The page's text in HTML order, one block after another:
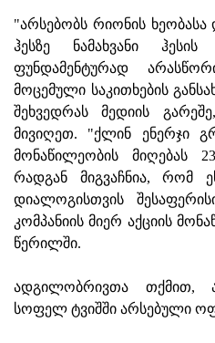
"არსებობს რიონის
ჰესზე ნამახვანი
ფუნდამენტურად
მოცემული საკითხების
შეხვედრას მედიის
მივიღეთ. "ქლინ ენერჯი
მონაწილეობის მიღებას
რადგან მიგვაჩნია, რომ
დიალოგისთვის
კომპანიის მიერ აქციის
წერილში.
ადგილობრივთა თქმით,
სოფელ ტვიშში არსებული